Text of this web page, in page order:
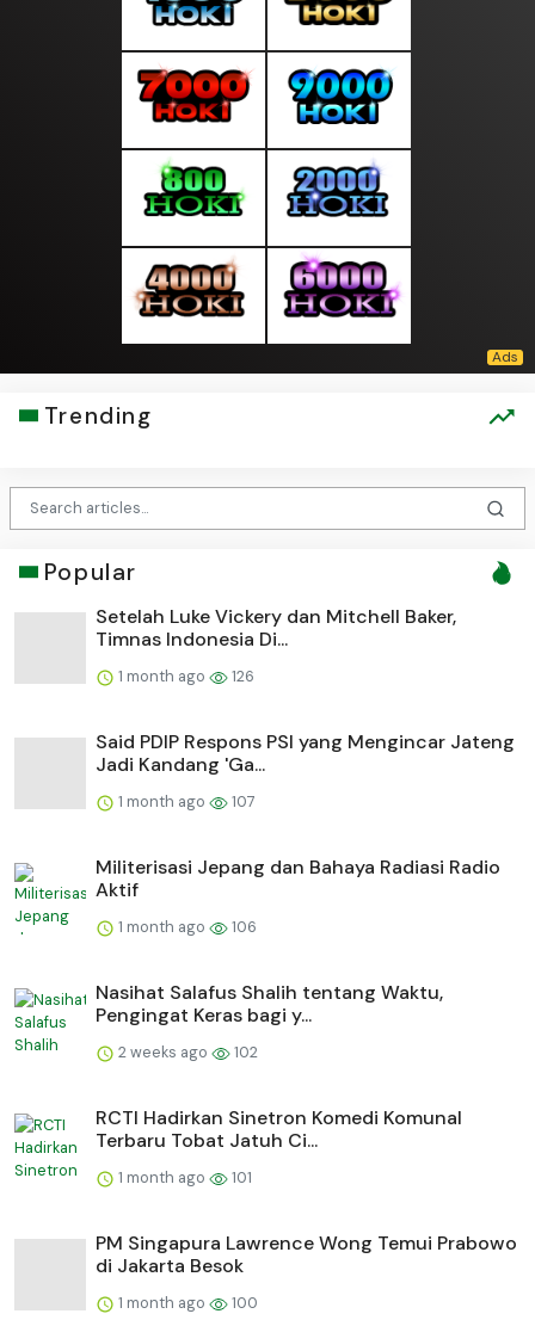
Trending
Popular
Setelah Luke Vickery dan Mitchell Baker,
Timnas Indonesia Di...
1 month ago 126
Said PDIP Respons PSI yang Mengincar Jateng
Jadi Kandang 'Ga...
1 month ago 107
Militerisasi Jepang dan Bahaya Radiasi Radio
Aktif
1 month ago 106
Nasihat Salafus Shalih tentang Waktu,
Pengingat Keras bagi y...
2 weeks ago 102
RCTI Hadirkan Sinetron Komedi Komunal
Terbaru Tobat Jatuh Ci...
1 month ago 101
PM Singapura Lawrence Wong Temui Prabowo
di Jakarta Besok
1 month ago 100